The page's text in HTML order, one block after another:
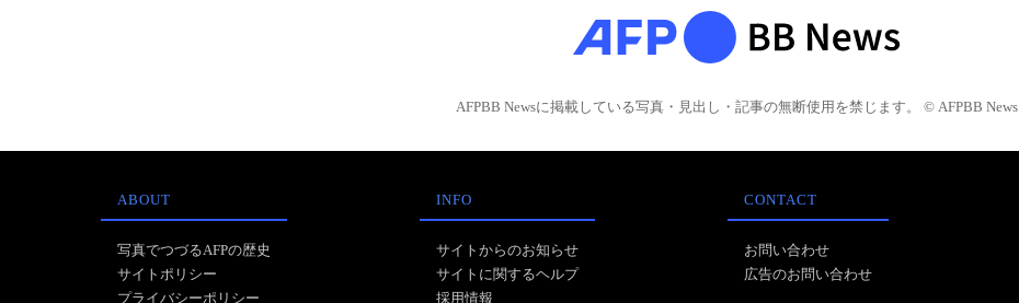
AFPBB Newsに掲載している写真・見出し・記事の無断使用を禁じます。 © AFPBB News
ABOUT
写真でつづるAFPの歴史
サイトポリシー
プライバシーポリシー
INFO
サイトからのお知らせ
サイトに関するヘルプ
採用情報
CONTACT
お問い合わせ
広告のお問い合わせ